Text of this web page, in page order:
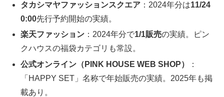
タカシマヤファッションスクエア ：2024年分は11/24
0:00先行予約開始の実績。
楽天ファッション ：2024年分で1/1販売の実績。ピン
クハウスの福袋カテゴリも常設。
公式オンライン（PINK HOUSE WEB SHOP）
：
「HAPPY SET」名称で年始販売の実績。2025年も掲
載あり。